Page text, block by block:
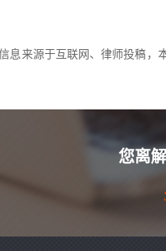
息来源于互联网、律师投稿
您离